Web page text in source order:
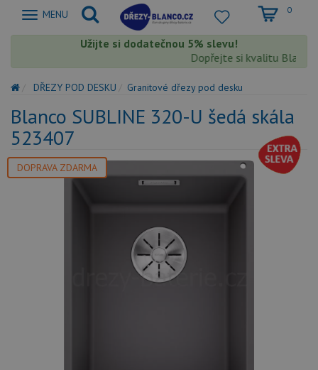
Zobrazit
MENU 0
Užijte si dodatečnou 5% slevu!
Dopřejte si kvalitu Blanco s
DŘEZY POD DESKU Granitové dřezy pod desku
Blanco SUBLINE 320-U šedá skála
523407
DOPRAVA ZDARMA